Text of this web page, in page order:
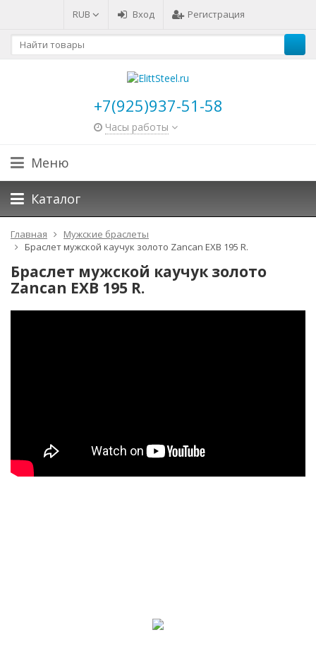
RUB Вход Регистрация
+7(925)937-51-58
Часы работы
Меню
Каталог
Главная
Мужские браслеты
Браслет мужской каучук золото Zancan EXB 195 R.
Браслет мужской каучук золото
Zancan EXB 195 R.